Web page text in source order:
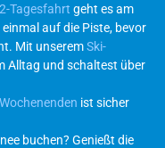
2-Tagesfahrt geht es am
auf die Piste, bevor
Mit unseremSki-
Alltag und schaltest über
ist sicher
buchen? Genießt die